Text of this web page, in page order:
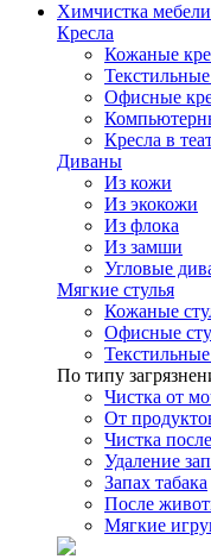
Химчистка мебели
Кресла
Кожаные
Текстильные
Офисные
Кресла в
Диваны
Из кожи
Из экокожи
Из флока
Из замши
Угловые
Мягкие стулья
Кожаные
Офисные
Текстильные
По типу
Чистка от
От
Чистка
Удаление
Запах табака
После
Мягкие